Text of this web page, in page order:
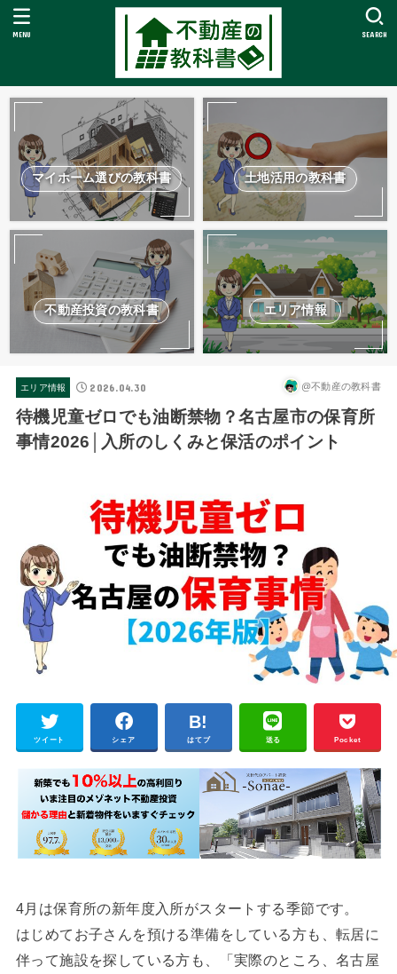
SEARCH
MENU
マイホーム選びの教科書 土地活用の教科書
不動産投資の教科書 エリア情報
エリア情報 2026.04.30 @不動産の教科書
待機児童ゼロでも油断禁物？名古屋市の保育所
事情2026│入所のしくみと保活のポイント
ツイート シェア はてブ 送る Pocket
4月は保育所の新年度入所がスタートする季節です。
はじめてお子さんを預ける準備をしている方も、転居に
伴って施設を探している方も、「実際のところ、名古屋